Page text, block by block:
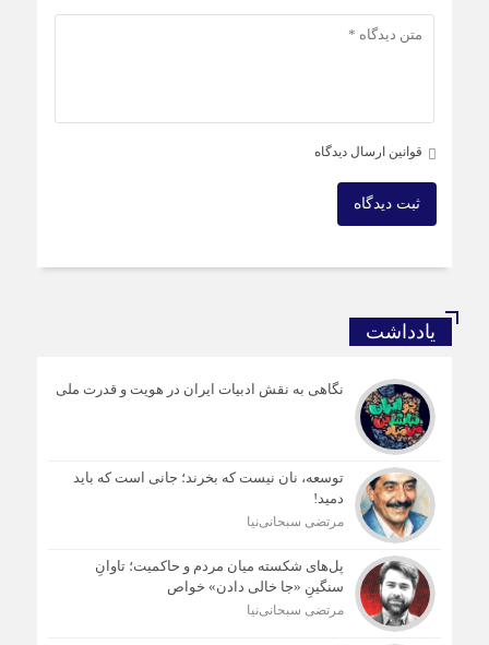
قوانین ارسال دیدگاه
ثبت دیدگاه
یادداشت
نگاهی به نقش ادبیات ایران در هویت و قدرت ملی
توسعه، نان نیست که بخرند؛ جانی است که باید
دمید!
مرتضی سبحانی‌نیا
پل‌های شکسته میان مردم و حاکمیت؛ تاوانِ
سنگینِ «جا خالی دادن» خواص
مرتضی سبحانی‌نیا